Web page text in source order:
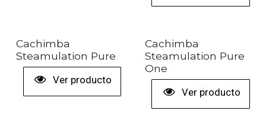
+ COLORES
Cachimba
Steamulation Pure
Ver producto
+ COLORES
Cachimba
Steamulation Pure
One
Ver producto